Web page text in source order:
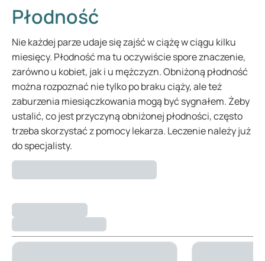
Płodność
Nie każdej parze udaje się zajść w ciążę w ciągu kilku
miesięcy. Płodność ma tu oczywiście spore znaczenie,
zarówno u kobiet, jak i u mężczyzn. Obniżoną płodność
można rozpoznać nie tylko po braku ciąży, ale też
zaburzenia miesiączkowania mogą być sygnałem. Żeby
ustalić, co jest przyczyną obniżonej płodności, często
trzeba skorzystać z pomocy lekarza. Leczenie należy już
do specjalisty.